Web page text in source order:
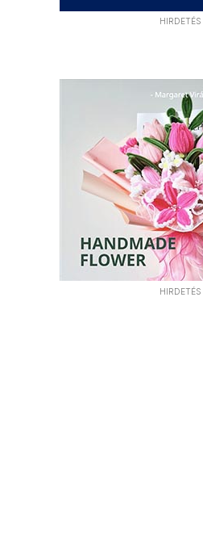
HIRDETÉS
HIRDETÉS